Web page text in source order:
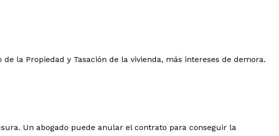
la Propiedad y Tasación de la vivienda, más intereses de demora.
Un abogado puede anular el contrato para conseguir la